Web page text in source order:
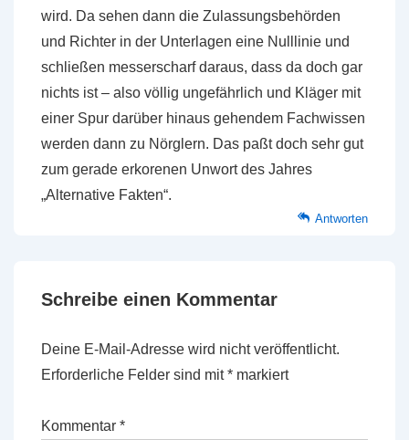
wird. Da sehen dann die Zulassungsbehörden
und Richter in der Unterlagen eine Nulllinie und
schließen messerscharf daraus, dass da doch gar
nichts ist – also völlig ungefährlich und Kläger mit
einer Spur darüber hinaus gehendem Fachwissen
werden dann zu Nörglern. Das paßt doch sehr gut
zum gerade erkorenen Unwort des Jahres
„Alternative Fakten“.
Antworten
Schreibe einen Kommentar
Deine E-Mail-Adresse wird nicht veröffentlicht.
Erforderliche Felder sind mit* markiert
Kommentar *